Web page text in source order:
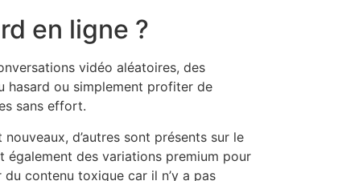
en ligne ?
vidéo aléatoires, des
hasard ou simplement profiter de
sans effort.
d’autres sont présents sur le
également des variations premium pour
contenu toxique car il n’y a pas